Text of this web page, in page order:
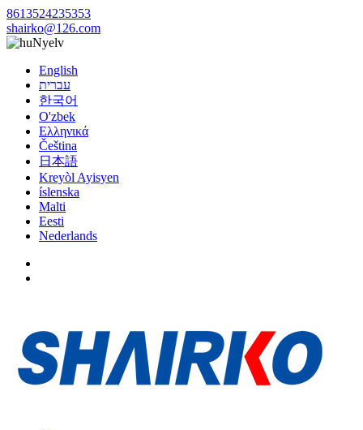
8613524235353
shairko@126.com
Nyelv
English
עברית
한국어
O'zbek
Ελληνικά
Čeština
日本語
Kreyòl Ayisyen
íslenska
Malti
Eesti
Nederlands